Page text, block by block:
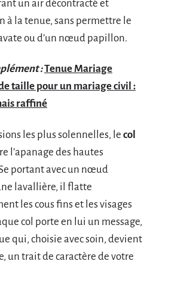
un air décontracté et
à la tenue, sans permettre le
ou d’un nœud papillon.
:Tenue Mariage
taille pour un mariage civil :
raffiné
les plus solennelles, le col
l’apanage des hautes
portant avec un nœud
lavallière, il flatte
les cous fins et les visages
col porte en lui un message,
qui, choisie avec soin, devient
un trait de caractère de votre